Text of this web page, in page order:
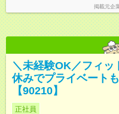
掲載元企
＼未経験OK／フィッ
休みでプライベート
【90210】
正社員